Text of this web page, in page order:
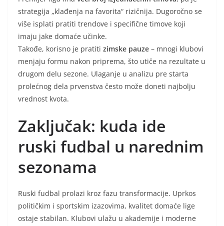
strategija „klađenja na favorita“ rizičnija. Dugoročno se
više isplati pratiti trendove i specifične timove koji
imaju jake domaće učinke.
Takođe, korisno je pratiti zimske pauze – mnogi klubovi
menjaju formu nakon priprema, što utiče na rezultate u
drugom delu sezone. Ulaganje u analizu pre starta
prolećnog dela prvenstva često može doneti najbolju
vrednost kvota.
Zaključak: kuda ide
ruski fudbal u narednim
sezonama
Ruski fudbal prolazi kroz fazu transformacije. Uprkos
političkim i sportskim izazovima, kvalitet domaće lige
ostaje stabilan. Klubovi ulažu u akademije i moderne